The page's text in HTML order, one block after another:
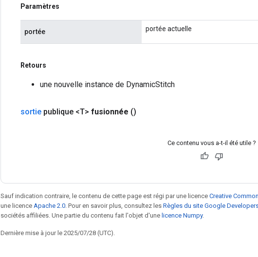
Paramètres
portée portée actuelle
Retours
une nouvelle instance de DynamicStitch
sortie publique <T> fusionnée ()
Ce contenu vous a-t-il été utile ?
Sauf indication contraire, le contenu de cette page est régi par une licence Creative
une licence Apache 2.0. Pour en savoir plus, consultez les Règles du site Google
sociétés affiliées. Une partie du contenu fait l'objet d'une licence Numpy.
Dernière mise à jour le 2025/07/28 (UTC).